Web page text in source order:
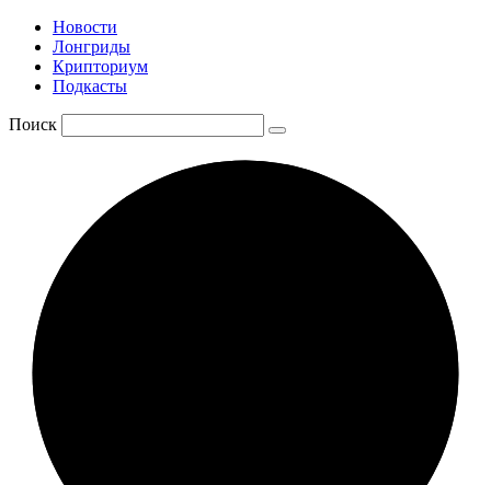
Новости
Лонгриды
Крипториум
Подкасты
Поиск